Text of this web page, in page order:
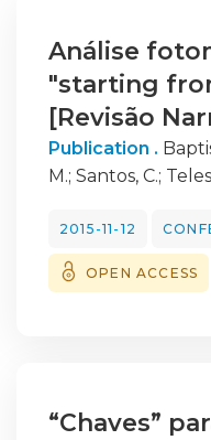
Análise
"starting
[Revisão
Publication .
M.; Santos, C.;
2015-11-12
OPEN ACCESS
“Chaves”